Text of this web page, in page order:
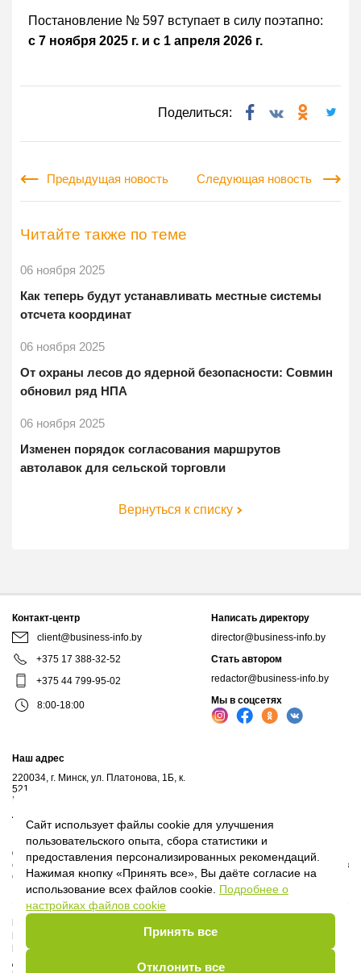
Сайт использует файлы cookie для улучшения
пользовательского опыта, сбора статистики и
предоставления персонализированных рекомендаций.
Нажимая кнопку «Принять все», Вы даёте согласие на
использование всех файлов cookie. Подробнее о
настройках файлов cookie
Принять все
Отклонить все
Постановление № 597 вступает в силу поэтапно:
с 7 ноября 2025 г. и с 1 апреля 2026 г.
Поделиться:
Предыдущая новость Следующая новость
Читайте также по теме
06 ноября 2025
Как теперь будут устанавливать местные системы
отсчета координат
06 ноября 2025
От охраны лесов до ядерной безопасности: Совмин
обновил ряд НПА
06 ноября 2025
Изменен порядок согласования маршрутов
автолавок для сельской торговли
Вернуться к списку
© 2017-2026, ООО "Профессиональные правовые системы", входит в
структуру компаний Владимира Гревцова. Воспроизведение материалов
сайта без письменного согласия владельца запрещено.
Контакт-центр
client@business-info.by
+375 17 388-32-52
+375 44 799-95-02
8:00-18:00
Написать директору
director@business-info.by
Стать автором
redactor@business-info.by
Мы в соцсетях
Наш адрес
220034, г. Минск, ул. Платонова, 1Б, к.
521
Почтовый адрес: а/я 102, 220034, г.Минск
Личный кабинет
Политика видеонаблюдения
Пользовательское соглашение
Договор присоединения